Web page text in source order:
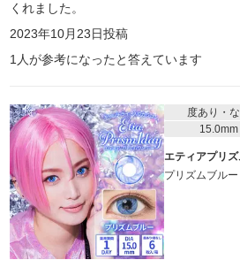
くれました。
2023年10月23日投稿
1 人が参考になったと答えています
度あり・
15.0mm
エティアプリ
プリズムブルー